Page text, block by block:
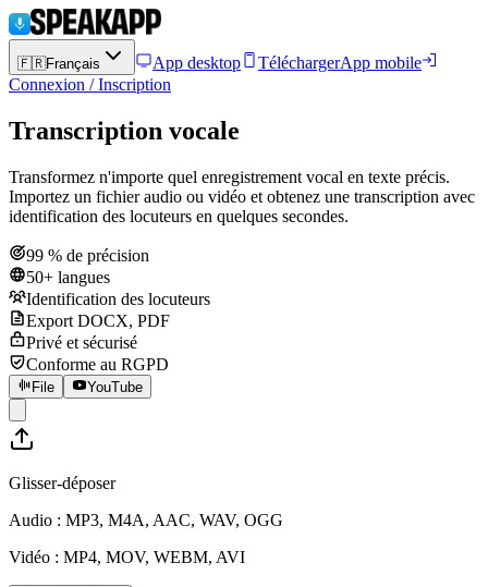
🇫🇷Français App desktop TéléchargerApp mobile
Connexion / Inscription
Transcription vocale
Transformez n'importe quel enregistrement vocal en texte précis.
Importez un fichier audio ou vidéo et obtenez une transcription avec
identification des locuteurs en quelques secondes.
99 % de précision
50+ langues
Identification des locuteurs
Export DOCX, PDF
Privé et sécurisé
Conforme au RGPD
File YouTube
Glisser-déposer
Audio : MP3, M4A, AAC, WAV, OGG
Vidéo : MP4, MOV, WEBM, AVI